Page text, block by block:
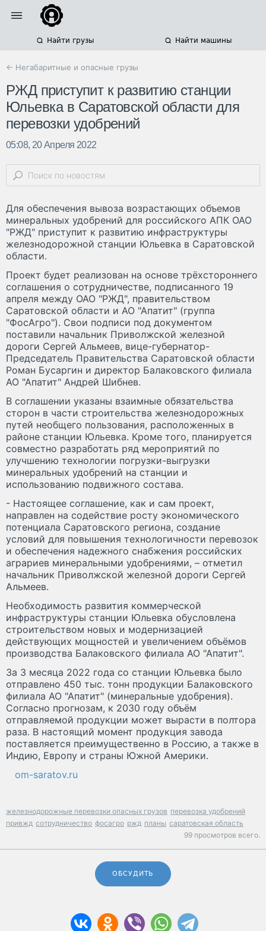
Найти грузы Найти машины
← Негабаритные и опасные грузы
РЖД приступит к развитию станции
Юльевка в Саратовской области для
перевозки удобрений
05:08, 20 Апреля 2022
Для обеспечения вывоза возрастающих объемов
минеральных удобрений для российского АПК ОАО
"РЖД" приступит к развитию инфраструктуры
железнодорожной станции Юльевка в Саратовской
области.
Проект будет реализован на основе трёхстороннего
соглашения о сотрудничестве, подписанного 19
апреля между ОАО "РЖД", правительством
Саратовской области и АО "Апатит" (группа
"ФосАгро"). Свои подписи под документом
поставили начальник Приволжской железной
дороги Сергей Альмеев, вице-губернатор-
Председатель Правительства Саратовской области
Роман Бусаргин и директор Балаковского филиала
АО "Апатит" Андрей Шибнев.
В соглашении указаны взаимные обязательства
сторон в части строительства железнодорожных
путей необщего пользования, расположенных в
районе станции Юльевка. Кроме того, планируется
совместно разработать ряд мероприятий по
улучшению технологии погрузки-выгрузки
минеральных удобрений на станции и
использованию подвижного состава.
- Настоящее соглашение, как и сам проект,
направлен на содействие росту экономического
потенциала Саратовского региона, создание
условий для повышения технологичности перевозок
и обеспечения надежного снабжения российских
аграриев минеральными удобрениями, – отметил
начальник Приволжской железной дороги Сергей
Альмеев.
Необходимость развития коммерческой
инфраструктуры станции Юльевка обусловлена
строительством новых и модернизацией
действующих мощностей и увеличением объёмов
производства Балаковского филиала АО "Апатит".
За 3 месяца 2022 года со станции Юльевка было
отправлено 450 тыс. тонн продукции Балаковского
филиала АО "Апатит" (минеральные удобрения).
Согласно прогнозам, к 2030 году объём
отправляемой продукции может вырасти в полтора
раза. В настоящий момент продукция завода
поставляется преимущественно в Россию, а также в
Индию, Европу и страны Южной Америки.
om-saratov.ru
железнодорожные перевозки опасных грузов перевозка удобрений
привжд сотрудничество фосагро ржд планы саратовская область
99 просмотров всего.
ОБСУДИТЬ